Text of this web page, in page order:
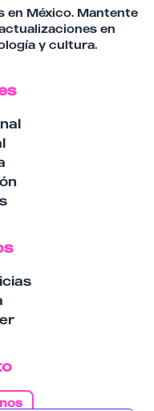
en México. Mantente
en
y cultura.